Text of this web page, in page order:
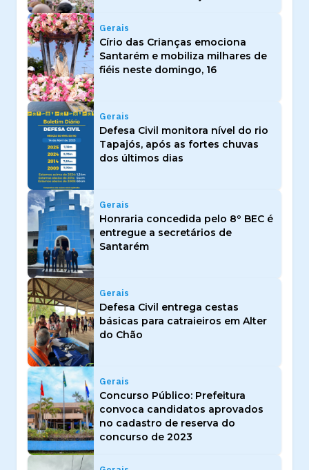
Gerais
Círio das Crianças emociona
Santarém e mobiliza milhares de
fiéis neste domingo, 16
Gerais
Defesa Civil monitora nível do rio
Tapajós, após as fortes chuvas
dos últimos dias
Gerais
Honraria concedida pelo 8º BEC é
entregue a secretários de
Santarém
Gerais
Defesa Civil entrega cestas
básicas para catraieiros em Alter
do Chão
Gerais
Concurso Público: Prefeitura
convoca candidatos aprovados
no cadastro de reserva do
concurso de 2023